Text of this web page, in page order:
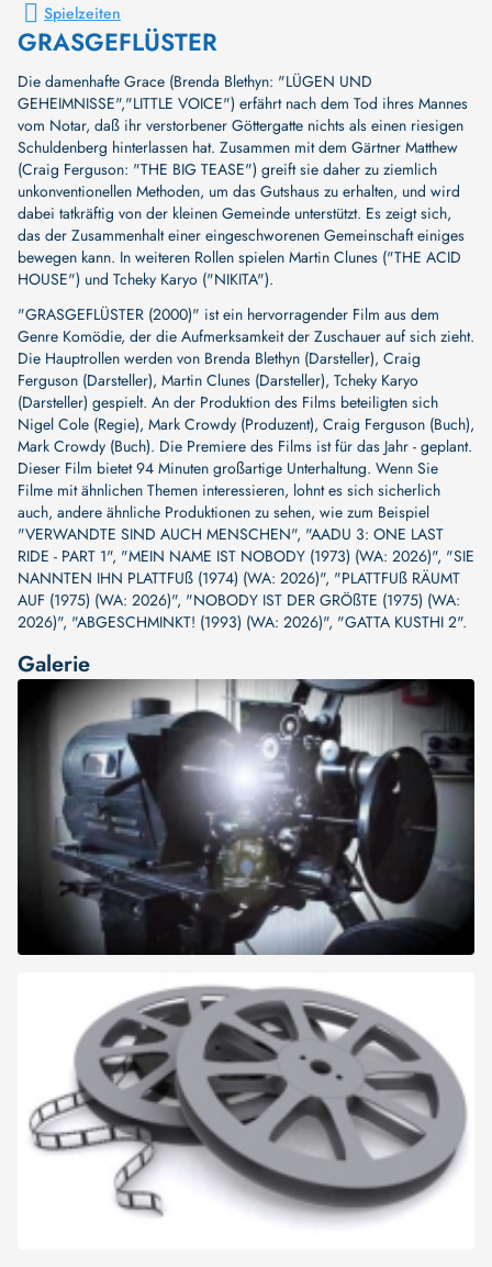
Spielzeiten
GRASGEFLÜSTER
Die damenhafte Grace (Brenda Blethyn: "LÜGEN UND
GEHEIMNISSE","LITTLE VOICE") erfährt nach dem Tod ihres Mannes
vom Notar, daß ihr verstorbener Göttergatte nichts als einen riesigen
Schuldenberg hinterlassen hat. Zusammen mit dem Gärtner Matthew
(Craig Ferguson: "THE BIG TEASE") greift sie daher zu ziemlich
unkonventionellen Methoden, um das Gutshaus zu erhalten, und wird
dabei tatkräftig von der kleinen Gemeinde unterstützt. Es zeigt sich,
das der Zusammenhalt einer eingeschworenen Gemeinschaft einiges
bewegen kann. In weiteren Rollen spielen Martin Clunes ("THE ACID
HOUSE") und Tcheky Karyo ("NIKITA").
"GRASGEFLÜSTER (2000)" ist ein hervorragender Film aus dem
Genre Komödie, der die Aufmerksamkeit der Zuschauer auf sich zieht.
Die Hauptrollen werden von Brenda Blethyn (Darsteller), Craig
Ferguson (Darsteller), Martin Clunes (Darsteller), Tcheky Karyo
(Darsteller) gespielt. An der Produktion des Films beteiligten sich
Nigel Cole (Regie), Mark Crowdy (Produzent), Craig Ferguson (Buch),
Mark Crowdy (Buch). Die Premiere des Films ist für das Jahr - geplant.
Dieser Film bietet 94 Minuten großartige Unterhaltung. Wenn Sie
Filme mit ähnlichen Themen interessieren, lohnt es sich sicherlich
auch, andere ähnliche Produktionen zu sehen, wie zum Beispiel
"VERWANDTE SIND AUCH MENSCHEN", "AADU 3: ONE LAST
RIDE - PART 1", "MEIN NAME IST NOBODY (1973) (WA: 2026)", "SIE
NANNTEN IHN PLATTFUß (1974) (WA: 2026)", "PLATTFUß RÄUMT
AUF (1975) (WA: 2026)", "NOBODY IST DER GRÖßTE (1975) (WA:
2026)", "ABGESCHMINKT! (1993) (WA: 2026)", "GATTA KUSTHI 2".
Galerie